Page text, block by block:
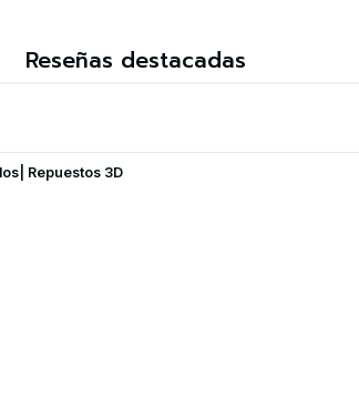
Reseñas destacadas
Repuestos 3D